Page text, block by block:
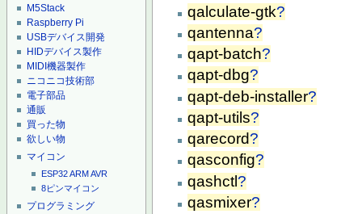
M5Stack
Raspberry Pi
USBデバイス開発
HIDデバイス製作
MIDI機器製作
ニコニコ技術部
電子部品
通販
買った物
欲しい物
マイコン
ESP32ARMAVR
8ピンマイコン
プログラミング
qalculate-gtk?
qantenna?
qapt-batch?
qapt-dbg?
qapt-deb-installer?
qapt-utils?
qarecord?
qasconfig?
qashctl?
qasmixer?